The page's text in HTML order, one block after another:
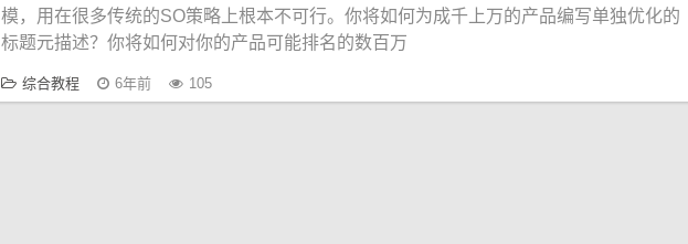
模，用在很多传统的SO策略上根本不可行。你将如何为成千上万的产品编写单独优化的
标题元描述？你将如何对你的产品可能排名的数百万
综合教程 6年前 105